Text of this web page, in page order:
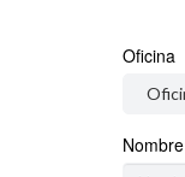
Oficina
Nombre